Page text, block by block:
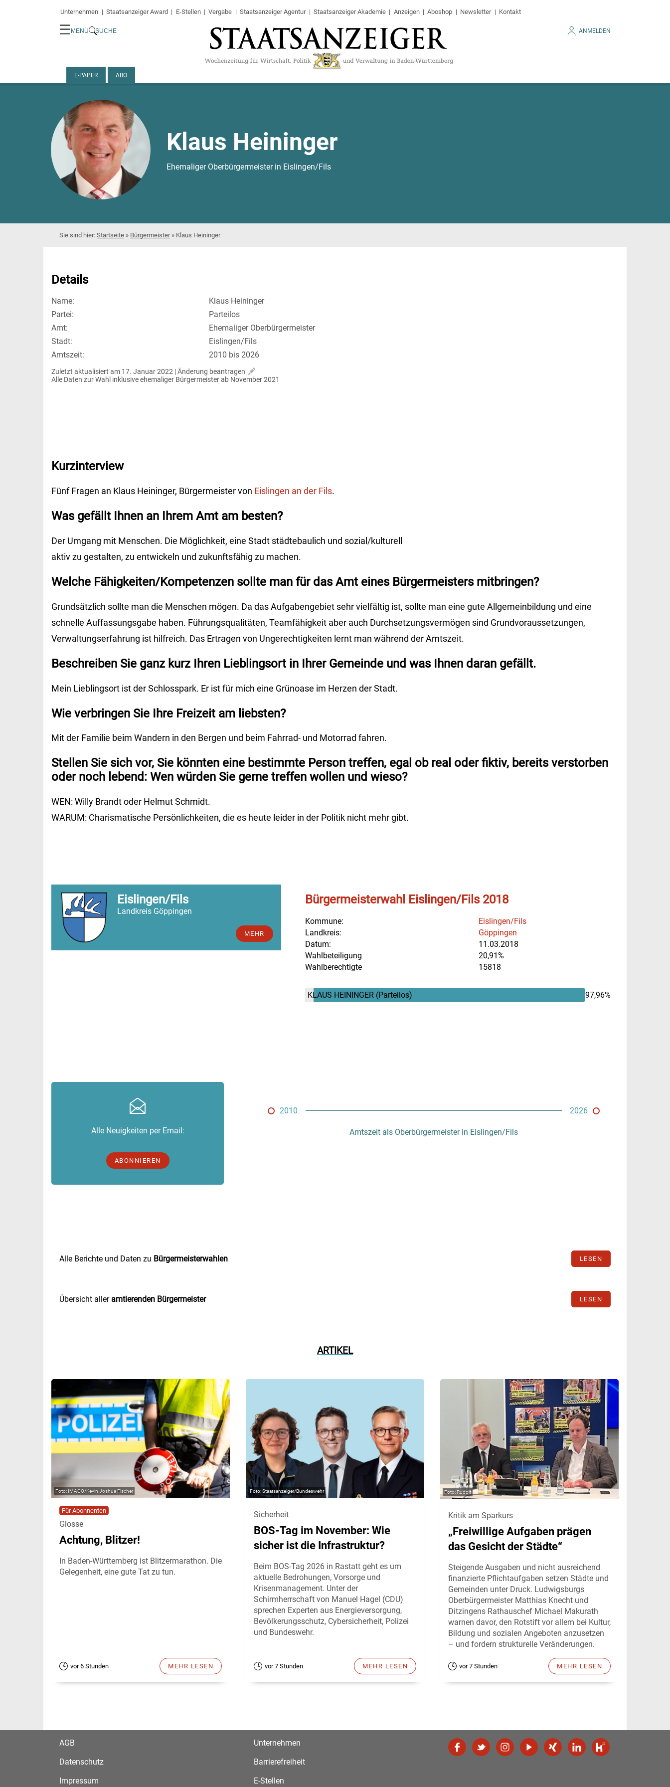
Unternehmen Staatsanzeiger Award E-Stellen Vergabe Staatsanzeiger Agentur Staatsanzeiger Akademie Anzeigen Aboshop Newsletter Kontakt
☰ MENÜ SUCHE ANMELDEN
E-PAPER ABO
Klaus Heininger
Ehemaliger Oberbürgermeister in Eislingen/Fils
Startseite » Bürgermeister» Klaus Heininger
Details
Name:
Klaus Heininger
Partei:
Parteilos
Amt:
Ehemaliger Oberbürgermeister
Stadt:
Eislingen/Fils
Amtszeit:
2010 bis 2026
Zuletzt aktualisiert am 17. Januar 2022 | Änderung beantragen
Alle Daten zur Wahl inklusive ehemaliger Bürgermeister ab November 2021
Kurzinterview
Fünf Fragen an Klaus Heininger, Bürgermeister von Eislingen an der Fils.
Was gefällt Ihnen an Ihrem Amt am besten?
Der Umgang mit Menschen. Die Möglichkeit, eine Stadt städtebaulich und sozial/kulturell
aktiv zu gestalten, zu entwickeln und zukunftsfähig zu machen.
Welche Fähigkeiten/Kompetenzen sollte man für das Amt eines Bürgermeisters mitbringen?
Grundsätzlich sollte man die Menschen mögen. Da das Aufgabengebiet sehr vielfältig ist, sollte man eine gute Allgemeinbildung und eine
schnelle Auffassungsgabe haben. Führungsqualitäten, Teamfähigkeit aber auch Durchsetzungsvermögen sind Grundvoraussetzungen,
Verwaltungserfahrung ist hilfreich. Das Ertragen von Ungerechtigkeiten lernt man während der Amtszeit.
Beschreiben Sie ganz kurz Ihren Lieblingsort in Ihrer Gemeinde und was Ihnen daran gefällt.
Mein Lieblingsort ist der Schlosspark. Er ist für mich eine Grünoase im Herzen der Stadt.
Wie verbringen Sie Ihre Freizeit am liebsten?
Mit der Familie beim Wandern in den Bergen und beim Fahrrad- und Motorrad fahren.
Stellen Sie sich vor, Sie könnten eine bestimmte Person treffen, egal ob real oder fiktiv, bereits verstorben
oder noch lebend: Wen würden Sie gerne treffen wollen und wieso?
WEN: Willy Brandt oder Helmut Schmidt.
WARUM: Charismatische Persönlichkeiten, die es heute leider in der Politik nicht mehr gibt.
Eislingen/Fils
Landkreis Göppingen
MEHR
Bürgermeisterwahl Eislingen/Fils 2018
Kommune:
Eislingen/Fils
Landkreis:
Göppingen
Datum:
11.03.2018
Wahlbeteiligung
20,91%
Wahlberechtigte
15818
KLAUS HEININGER (Parteilos) 97,96%
Alle Neuigkeiten per Email:
ABONNIEREN
2010 2026
Amtszeit als Oberbürgermeister in Eislingen/Fils
Alle Berichte und Daten zu Bürgermeisterwahlen LESEN
Übersicht aller amtierenden Bürgermeister LESEN
ARTIKEL
IMAGO/Kevin Joshua Fischer
Für Abonnenten
Glosse
Achtung, Blitzer!
In Baden-Württemberg ist Blitzermarathon. Die
Gelegenheit, eine gute Tat zu tun.
vor 6 Stunden MEHR LESEN
Staatsanzeiger/Bundeswehr
Sicherheit
BOS-Tag im November: Wie
sicher ist die Infrastruktur?
Beim BOS-Tag 2026 in Rastatt geht es um
aktuelle Bedrohungen, Vorsorge und
Krisenmanagement. Unter der
Schirmherrschaft von Manuel Hagel (CDU)
sprechen Experten aus Energieversorgung,
Bevölkerungsschutz, Cybersicherheit, Polizei
und Bundeswehr.
vor 7 Stunden MEHR LESEN
Rudolf
Kritik am Sparkurs
„Freiwillige Aufgaben prägen
das Gesicht der Städte“
Steigende Ausgaben und nicht ausreichend
finanzierte Pflichtaufgaben setzen Städte und
Gemeinden unter Druck. Ludwigsburgs
Oberbürgermeister Matthias Knecht und
Ditzingens Rathauschef Michael Makurath
warnen davor, den Rotstift vor allem bei Kultur,
Bildung und sozialen Angeboten anzusetzen
– und fordern strukturelle Veränderungen.
vor 7 Stunden MEHR LESEN
AGB
Datenschutz
Impressum
Unternehmen
Barrierefreiheit
E-Stellen